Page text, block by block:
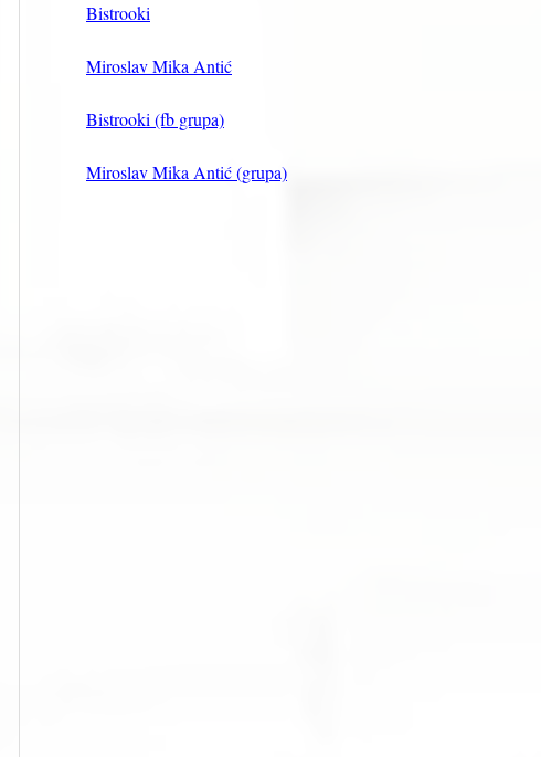
Bistrooki
Miroslav Mika Antić
Bistrooki (fb grupa)
Miroslav Mika Antić (grupa)